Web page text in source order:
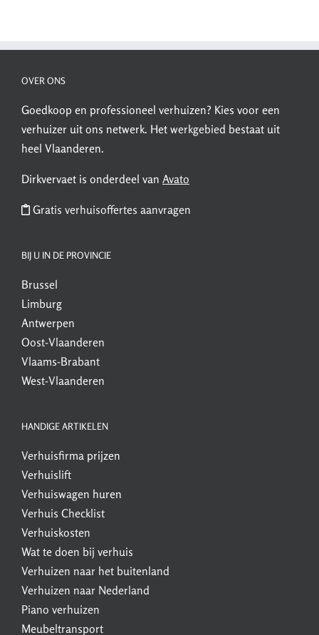
OVER ONS
Goedkoop en professioneel verhuizen? Kies voor een
verhuizer uit ons netwerk. Het werkgebied bestaat uit
heel Vlaanderen.
Dirkvervaet is onderdeel van Avato
Gratis verhuisoffertes aanvragen
BIJ U IN DE PROVINCIE
Brussel
Limburg
Antwerpen
Oost-Vlaanderen
Vlaams-Brabant
West-Vlaanderen
HANDIGE ARTIKELEN
Verhuisfirma prijzen
Verhuislift
Verhuiswagen huren
Verhuis Checklist
Verhuiskosten
Wat te doen bij verhuis
Verhuizen naar het buitenland
Verhuizen naar Nederland
Piano verhuizen
Meubeltransport